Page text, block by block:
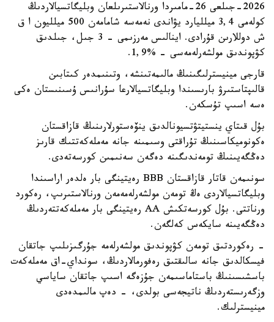
2026-جىلعى 26-مامىردا ورنالاستىرىلعان وبليگاتسيالاردىڭ
كولەمى 3,4 ميلليارد يۋاندى نەمەسە شامامەن 500 ميلليون ا ق
ش دوللارىن قۇرادى. اينالىس مەرزىمى - 3 جىل، جىلدىق
كۋپوندىق مولشەرلەمەسى - %1,9.
قارجى مينيسترلىگىنىڭ مالىمەتىنشە، وتىنىمدەر كىتابىن
قالىپتاستىرۋ بارىسىندا وبليگاتسيالارعا سۇرانىس ۇسىنىستان ەكى
ەسە اسىپ تۇسكەن.
بۇل قىتاي ينستيتۋتسيونالدىق ينۆەستورلارىنىڭ قازاقستان
ەكونوميكاسىنىڭ تۇراقتى وسىمىنە جانە مەملەكەتتىك قارىز
دەڭگەيىنىڭ تومەندىگىنە دەگەن سەنىمىن كورسەتەدى.
سونىمەن قاتار قازاقستان BBB رەيتينگى بار ەلدەر اراسىندا
وبليگاتسيالاردى ەڭ تومەن مولشەرلەمەمەن ورنالاستىرىپ، رەكورد
ورناتتى. بۇل كورسەتكىش AA رەيتينگى بار مەملەكەتتەردىڭ
دەڭگەيىنە سايكەس كەلگەن.
- رەكوردتىق تومەن كۋپوندىق مولشەرلەمە جۇرگىزىلىپ جاتقان
فيسكالدىق جانە سالىقتىق رەفورمالاردىڭ، سونداي-اق مەملەكەت
باسشىسىنىڭ باستاماسىمەن جۇزەگە اسىپ جاتقان ساياسي
وزگەرىستەردىڭ ناتيجەسى بولدى، - دەپ مالىمدەدى
مينيسترلىك.